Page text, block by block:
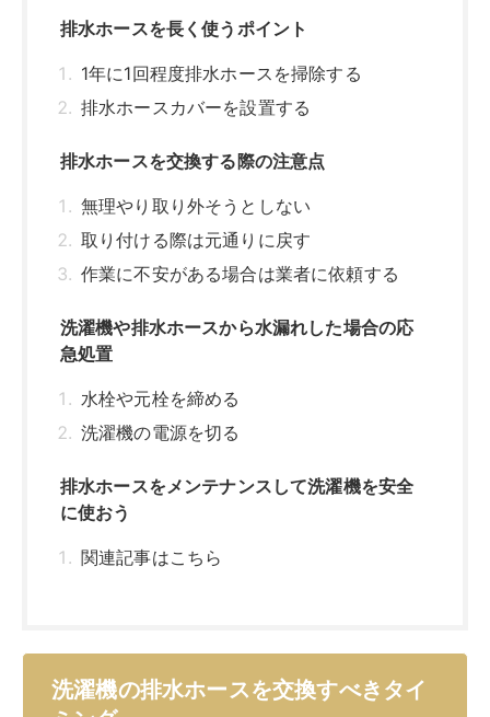
急処置
水栓や元栓を締める
洗濯機の電源を切る
排水ホースをメンテナンスして洗濯機を安全
に使おう
関連記事はこちら
洗濯機の排水ホースを交換すべきタイ
ミング